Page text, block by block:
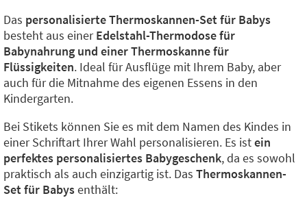
Das personalisierte Thermoskannen-Set für Babys
besteht aus einerEdelstahl-Thermodose für
Babynahrung und einer Thermoskanne für
Flüssigkeiten. Ideal für Ausflüge mit Ihrem Baby, aber
auch für die Mitnahme des eigenen Essens in den
Kindergarten.
Bei Stikets können Sie es mit dem Namen des Kindes in
einer Schriftart Ihrer Wahl personalisieren. Es istein
perfektes personalisiertes Babygeschenk, da es sowohl
praktisch als auch einzigartig ist. Das Thermoskannen-
Set für Babysenthält: